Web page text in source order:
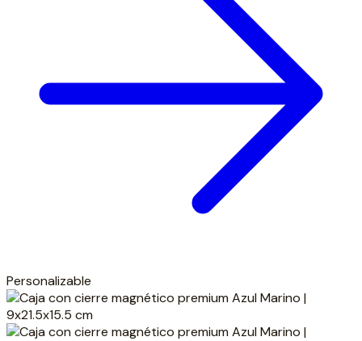
Personalizable